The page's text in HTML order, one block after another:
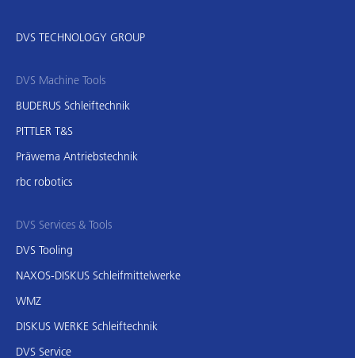
DVS TECHNOLOGY GROUP
DVS Machine Tools
BUDERUS Schleiftechnik
PITTLER T&S
Präwema Antriebstechnik
rbc robotics
DVS Services & Tools
DVS Tooling
NAXOS-DISKUS Schleifmittelwerke
WMZ
DISKUS WERKE Schleiftechnik
DVS Service